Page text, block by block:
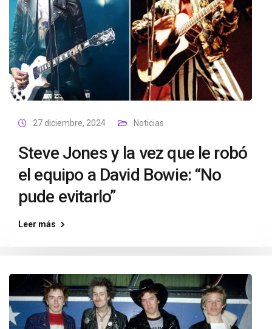
27 diciembre, 2024 Noticias
Steve Jones y la vez que le robó
el equipo a David Bowie: “No
pude evitarlo”
Leer más